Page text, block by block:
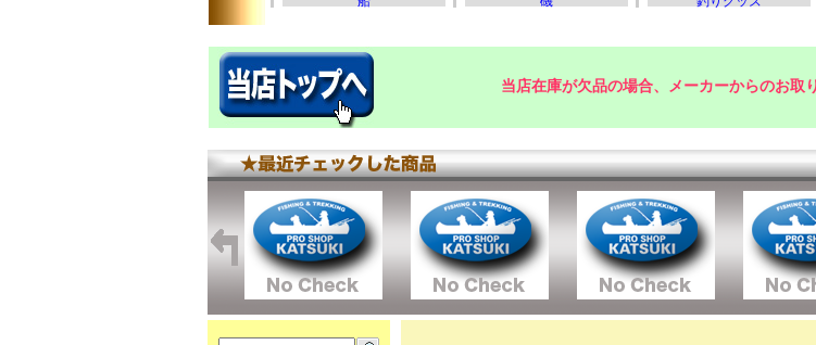
当店在庫が欠品の場合、メーカーからのお取